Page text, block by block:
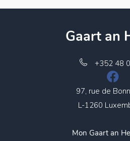
Gaart an
+352 48
97, rue de
L-1260
Mon Gaart an